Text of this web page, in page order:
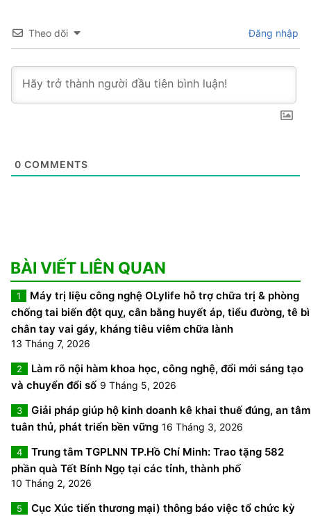
Theo dõi Đăng nhập
0 COMMENTS
BÀI VIẾT LIÊN QUAN
1
Máy trị liệu công nghệ OLylife hỗ trợ chữa trị & phòng
chống tai biến đột quỵ, cân bằng huyết áp, tiểu đường, tê bì
chân tay vai gáy, kháng tiêu viêm chữa lành
13 Tháng 7, 2026
2
Làm rõ nội hàm khoa học, công nghệ, đổi mới sáng tạo
và chuyển đổi số 9 Tháng 5, 2026
3
Giải pháp giúp hộ kinh doanh kê khai thuế đúng, an tâm
tuân thủ, phát triển bền vững 16 Tháng 3, 2026
4
Trung tâm TGPLNN TP.Hồ Chí Minh: Trao tặng 582
phần quà Tết Bính Ngọ tại các tỉnh, thành phố
10 Tháng 2, 2026
5
Cục Xúc tiến thương mại) thông báo việc tổ chức kỳ